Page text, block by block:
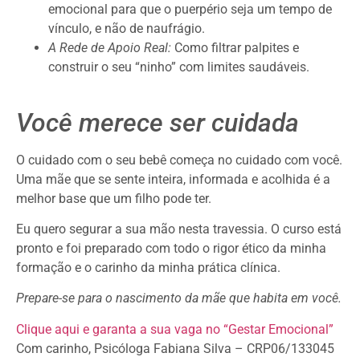
emocional para que o puerpério seja um tempo de
vínculo, e não de naufrágio.
A Rede de Apoio Real: Como filtrar palpites e
construir o seu “ninho” com limites saudáveis.
Você merece ser cuidada
O cuidado com o seu bebê começa no cuidado com você.
Uma mãe que se sente inteira, informada e acolhida é a
melhor base que um filho pode ter.
Eu quero segurar a sua mão nesta travessia. O curso está
pronto e foi preparado com todo o rigor ético da minha
formação e o carinho da minha prática clínica.
Prepare-se para o nascimento da mãe que habita em você.
Clique aqui e garanta a sua vaga no “Gestar Emocional”
Com carinho, Psicóloga Fabiana Silva – CRP06/133045